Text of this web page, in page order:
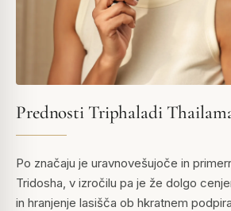
Prednosti Triphaladi
Po značaju je uravnovešujoče in
Tridosha, v izročilu pa je že dolgo
in hranjenje lasišča ob hkratnem